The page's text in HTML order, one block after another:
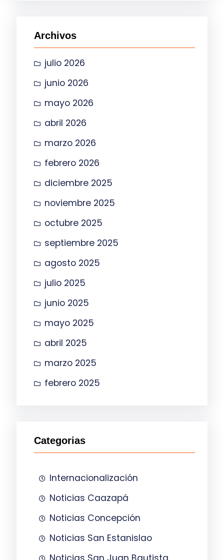
a
Archivos
julio 2026
junio 2026
mayo 2026
abril 2026
marzo 2026
febrero 2026
diciembre 2025
noviembre 2025
octubre 2025
septiembre 2025
agosto 2025
julio 2025
junio 2025
mayo 2025
abril 2025
marzo 2025
febrero 2025
Categorias
Internacionalización
Noticias Caazapá
Noticias Concepción
Noticias San Estanislao